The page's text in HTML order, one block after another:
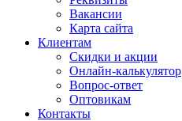
Вакансии
Карта сайта
Клиентам
Скидки и акции
Онлайн-калькулятор
Вопрос-ответ
Оптовикам
Контакты